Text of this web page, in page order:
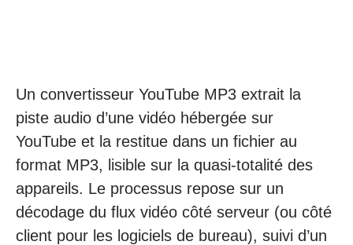
Un convertisseur YouTube MP3 extrait la
piste audio d’une vidéo hébergée sur
YouTube et la restitue dans un fichier au
format MP3, lisible sur la quasi-totalité des
appareils. Le processus repose sur un
décodage du flux vidéo côté serveur (ou côté
client pour les logiciels de bureau), suivi d’un